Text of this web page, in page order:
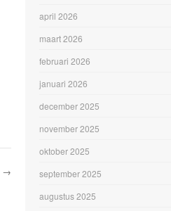
→
april 2026
maart 2026
februari 2026
januari 2026
december 2025
november 2025
oktober 2025
september 2025
augustus 2025